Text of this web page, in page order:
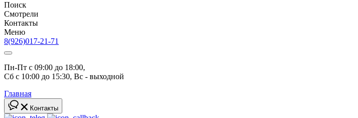
Поиск
Смотрели
Контакты
Меню
8(926)017-21-71
Пн-Пт с 09:00 до 18:00,
Сб с 10:00 до 15:30, Вс - выходной
Главная
Контакты